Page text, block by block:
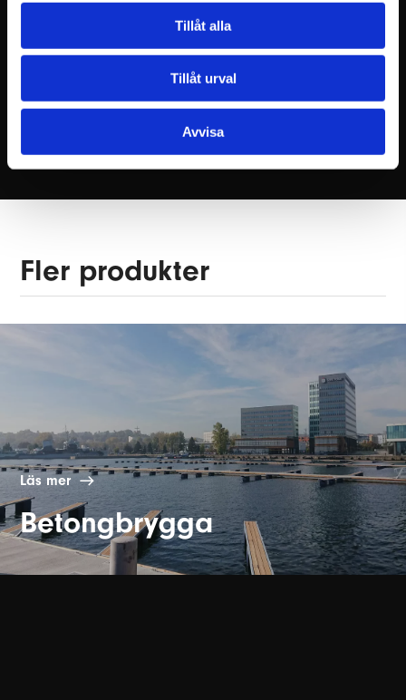
Tillåt alla
Tillåt urval
Avvisa
Läs våra vanliga frågor
Fler produkter
Läs mer
Betongbrygga